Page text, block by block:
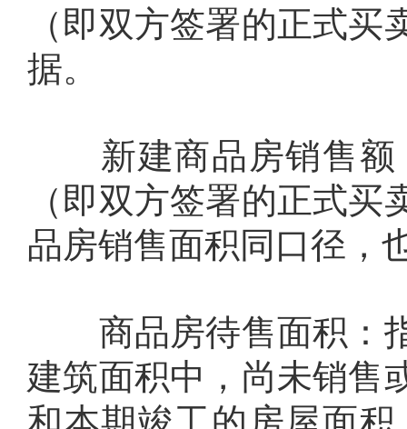
（即双方签署的正式
据。
新建商品房销售额
（即双方签署的正式
品房销售面积同口径，
商品房待售面积：指
建筑面积中，尚未销售